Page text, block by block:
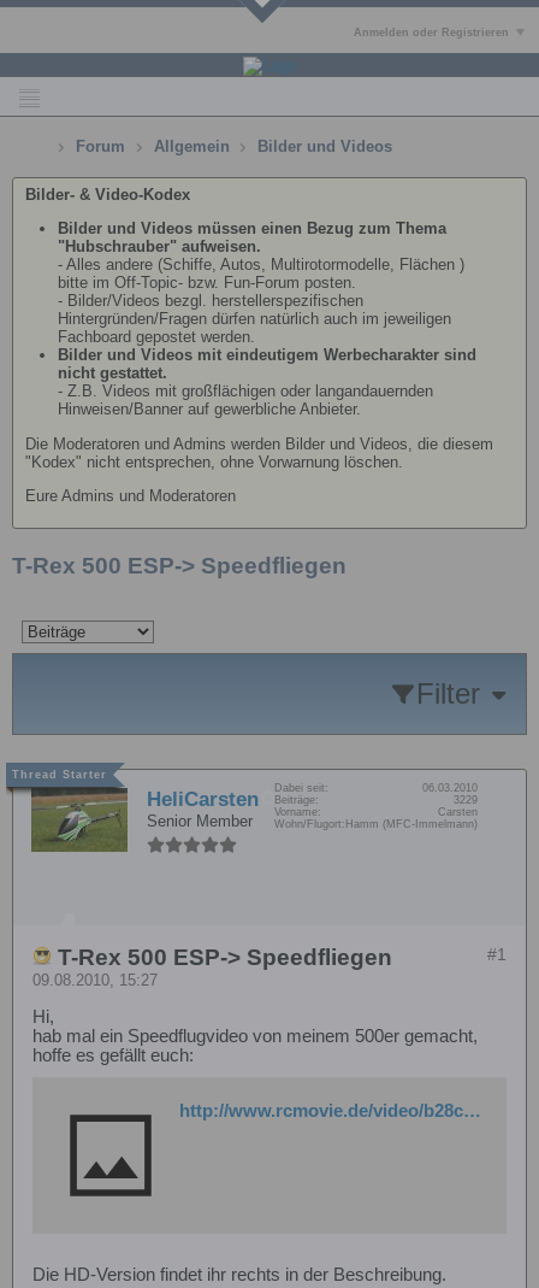
Anmelden oder Registrieren
Forum Allgemein Bilder und Videos
Bilder- & Video-Kodex
Bilder und Videos müssen einen Bezug zum Thema
"Hubschrauber" aufweisen.
- Alles andere (Schiffe, Autos, Multirotormodelle, Flächen )
bitte im Off-Topic- bzw. Fun-Forum posten.
- Bilder/Videos bezgl. herstellerspezifischen
Hintergründen/Fragen dürfen natürlich auch im jeweiligen
Fachboard gepostet werden.
Bilder und Videos mit eindeutigem Werbecharakter sind
nicht gestattet.
- Z.B. Videos mit großflächigen oder langandauernden
Hinweisen/Banner auf gewerbliche Anbieter.
Die Moderatoren und Admins werden Bilder und Videos, die diesem
"Kodex" nicht entsprechen, ohne Vorwarnung löschen.
Eure Admins und Moderatoren
T-Rex 500 ESP-> Speedfliegen
Filter
HeliCarsten
Senior Member
Dabei seit:
06.03.2010
Beiträge:
3229
Vorname:
Carsten
Wohn/Flugort: Hamm (MFC-Immelmann)
#1
T-Rex 500 ESP-> Speedfliegen
09.08.2010, 15:27
Hi,
hab mal ein Speedflugvideo von meinem 500er gemacht,
hoffe es gefällt euch:
http://www.rcmovie.de/video/b28c7261dbc8733d7c0b/T-Rex-500-ESP-%3E-Speedfliegen
Die HD-Version findet ihr rechts in der Beschreibung.